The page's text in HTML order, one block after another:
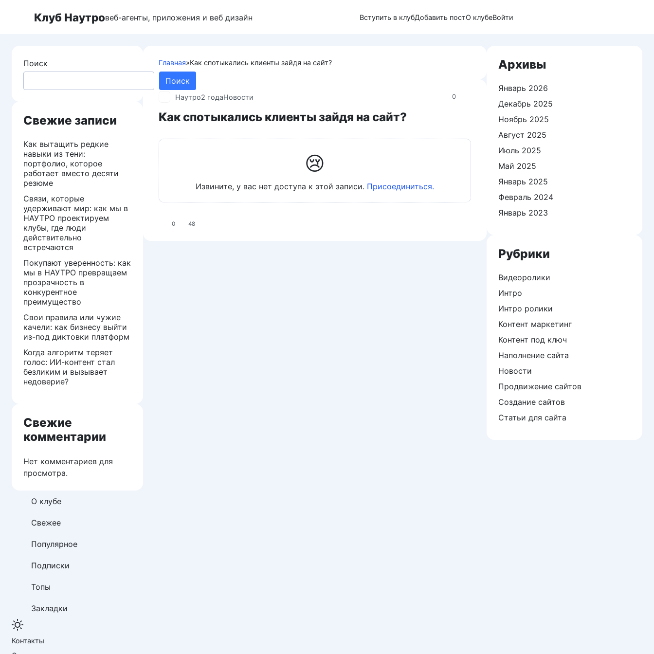
Клуб Наутровеб-агенты, приложения и веб дизайн Вступить в клубДобавить постО клубеВойти
Главная»Как спотыкались клиенты зайдя на сайт?
0
Наутро2 годаНовости
Как спотыкались клиенты зайдя на сайт?
😢
Извините, у вас нет доступа к этой записи. Присоединиться.
0 48
Поиск
Поиск
Свежие записи
Как вытащить редкие
навыки из тени:
портфолио, которое
работает вместо десяти
резюме
Связи, которые
удерживают мир: как мы в
НАУТРО проектируем
клубы, где люди
действительно
встречаются
Покупают уверенность: как
мы в НАУТРО превращаем
прозрачность в
конкурентное
преимущество
Свои правила или чужие
качели: как бизнесу выйти
из-под диктовки платформ
Когда алгоритм теряет
голос: ИИ-контент стал
безликим и вызывает
недоверие?
Свежие
комментарии
Нет комментариев для
просмотра.
О клубе
Свежее
Популярное
Подписки
Топы
Закладки
Контакты
Архивы
Январь 2026
Декабрь 2025
Ноябрь 2025
Август 2025
Июль 2025
Май 2025
Январь 2025
Февраль 2024
Январь 2023
Рубрики
Видеоролики
Интро
Интро ролики
Контент маркетинг
Контент под ключ
Наполнение сайта
Новости
Продвижение сайтов
Создание сайтов
Статьи для сайта